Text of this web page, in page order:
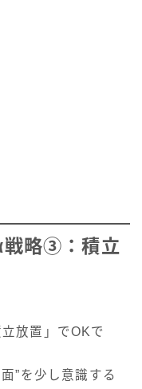
戦略③：積立
放置」でOKで
”を少し意識する